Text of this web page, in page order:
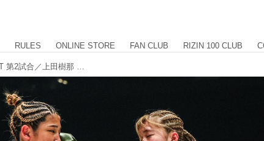
RULES ONLINE STORE FAN CLUB RIZIN 100 CLUB